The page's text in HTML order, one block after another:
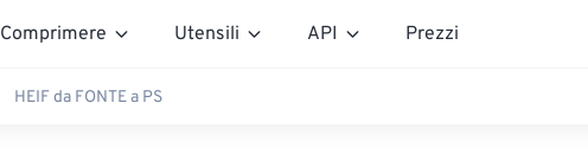
Comprimere Utensili API Prezzi
HEIF da FONTE a PS